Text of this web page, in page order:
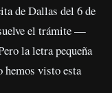
de Dallas del 6 de
el trámite —
la letra pequeña
hemos visto esta